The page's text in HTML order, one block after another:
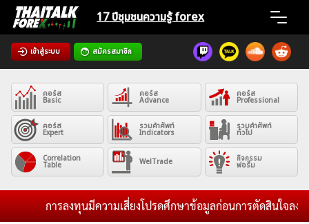
Skip
content
17 ปีชุมชนความรู้ forex
เข้าสู่ระบบ สมัครสมาชิก
Home
News
Articles
VPS Register
คอร์ส
Basic
คอร์ส
Advance
คอร์ส
Professional
คอร์ส
Expert
รวมคำศัพท์
Indicators
รวมคำศัพท์
ทั่วไป
Correlation
Table WelTrade กิจกรรม
ฟอรั่ม
การลงทุนมีความเสี่ยงโปรดศึกษาข้อมูลก่อนการตัดสินใจลงทุน